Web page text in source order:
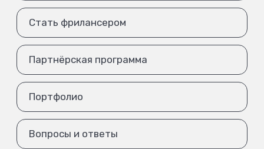
Стать фрилансером
Партнёрская программа
Портфолио
Вопросы и ответы